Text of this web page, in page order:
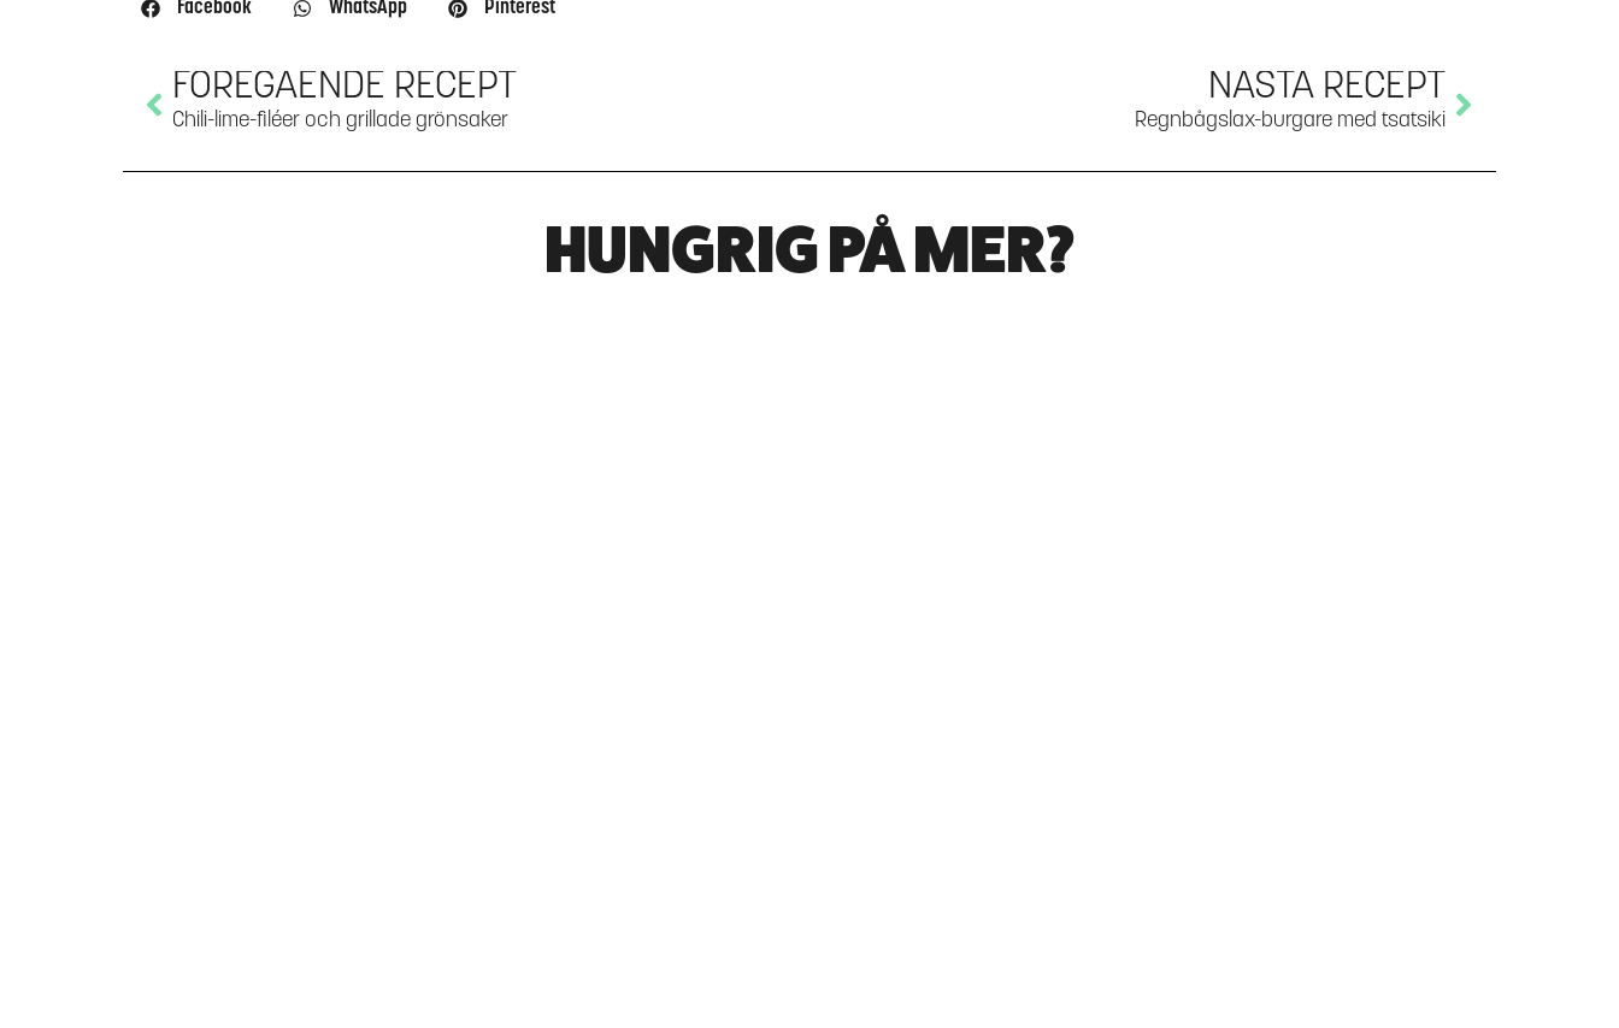
Facebook WhatsApp Pinterest
FÖREGÅENDE RECEPT
Chili-lime-filéer och grillade grönsaker
NÄSTA RECEPT
Regnbågslax-burgare med tsatsiki
HUNGRIG PÅ MER?